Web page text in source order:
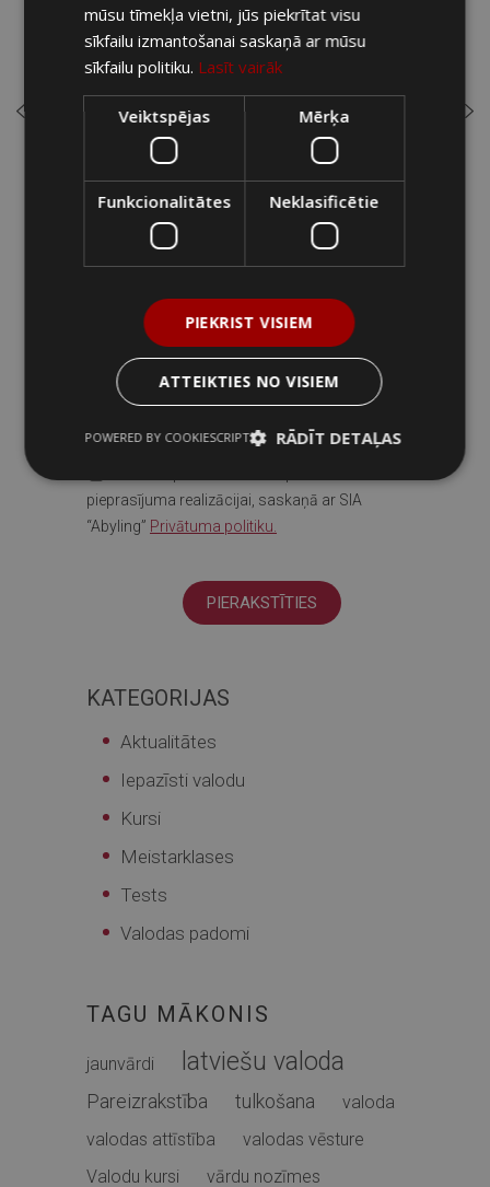
iepriekšējais
ATPAKAĻ UZ
PIERAKSTĪTIES JAUNUMIEM
E-pasts:
pieprasījuma realizācijai, saskaņā ar SIA
“Abyling” Privātuma politiku.
KATEGORIJAS
Aktualitātes
Iepazīsti valodu
Kursi
Meistarklases
Tests
Valodas padomi
TAGU MĀKONIS
jaunvārdi latviešu valoda
Pareizrakstība tulkošana
valoda
valodas attīstība
valodas vēsture
Valodu kursi
vārdu nozīmes
mūsu tīmekļa vietni, jūs piekrītat visu
sīkfailu izmantošanai saskaņā ar mūsu
sīkfailu politiku. Lasīt vairāk
Veiktspējas Mērķa
Funkcionalitātes Neklasificētie
PIEKRIST VISIEM
ATTEIKTIES NO VISIEM
RĀDĪT DETAĻAS
POWERED BY COOKIESCRIPT